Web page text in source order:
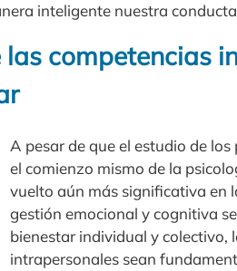
inteligente nuestra
las competencias
A pesar de que el estudio de
el comienzo mismo de la
vuelto aún más significativa en
gestión emocional y cognitiva
bienestar individual y colectivo,
intrapersonales sean